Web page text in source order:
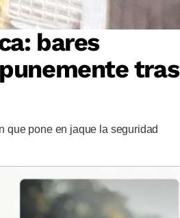
bares
tras
que pone en jaque la seguridad